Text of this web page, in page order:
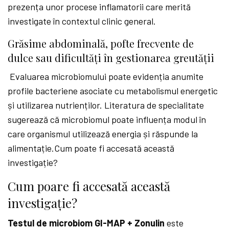
prezența unor procese inflamatorii care merită
investigate în contextul clinic general.
Grăsime abdominală, pofte frecvente de
dulce sau dificultăți în gestionarea greutății
Evaluarea microbiomului poate evidenția anumite
profile bacteriene asociate cu metabolismul energetic
și utilizarea nutrienților. Literatura de specialitate
sugerează că microbiomul poate influența modul în
care organismul utilizează energia și răspunde la
alimentație.Cum poate fi accesată această
investigație?
Cum poare f i accesată această
investigație?
Testul de microbiom GI-MAP + Zonulin este